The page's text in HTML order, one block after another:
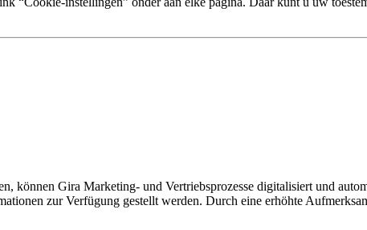
können Gira Marketing- und Vertriebsprozesse digitalisiert und
zur Verfügung gestellt werden. Durch eine erhöhte